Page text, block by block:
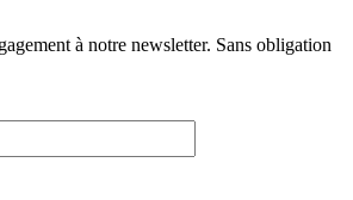
à notre newsletter. Sans obligation